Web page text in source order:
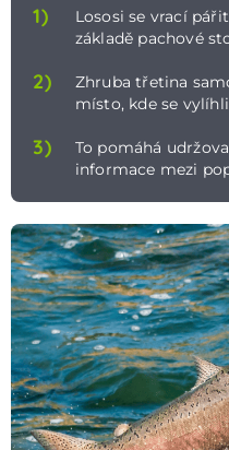
1)
Lososi se vrací
základě pachové
2)
Zhruba třetina
místo, kde se
3)
To pomáhá
informace mezi